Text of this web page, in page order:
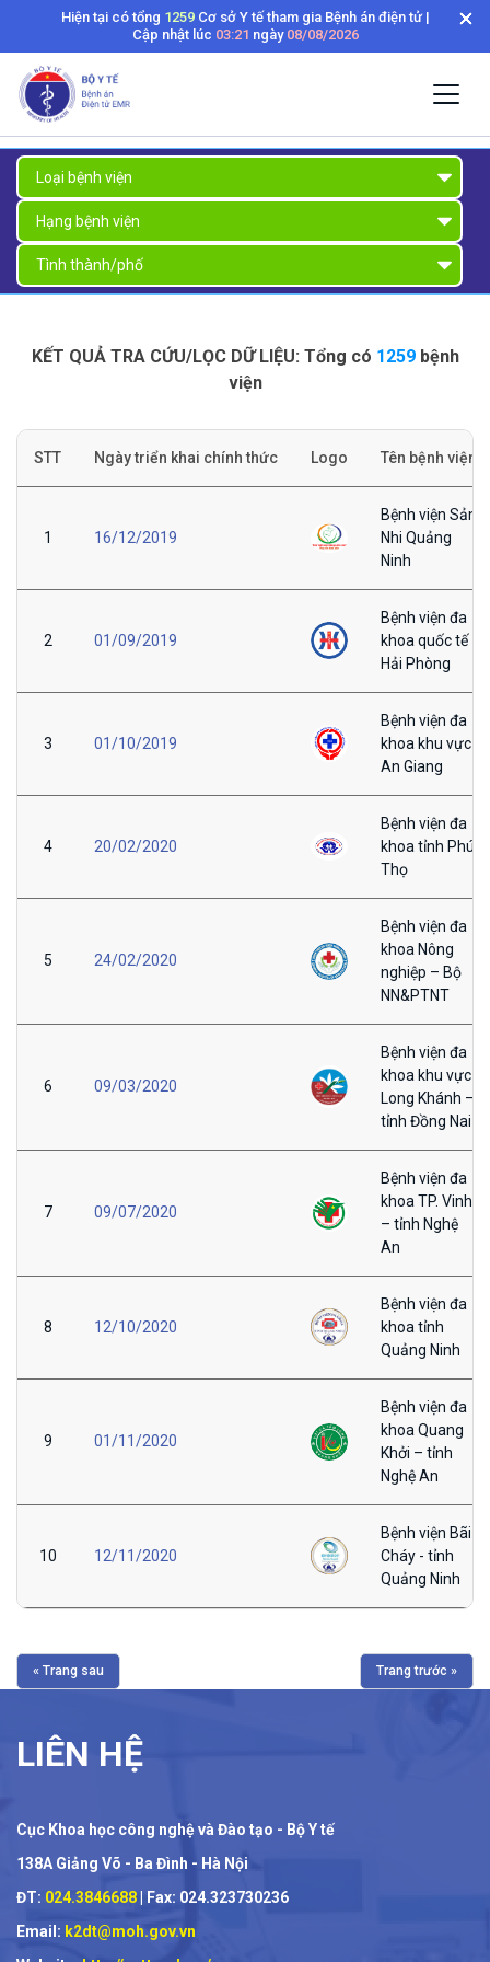
Hiện tại có tổng 1259Cơ sở Y tế tham gia Bệnh án điện tử |
Cập nhật lúc 03:21 ngày 08/08/2026
KẾT QUẢ TRA CỨU/LỌC DỮ LIỆU: Tổng có 1259bệnh
viện
STT Ngày triển khai chính thức Logo Tên bệnh viện
1 16/12/2019
Bệnh viện Sản
Nhi Quảng
Ninh
2 01/09/2019
Bệnh viện đa
khoa quốc tế
Hải Phòng
3 01/10/2019
Bệnh viện đa
khoa khu vực
An Giang
4 20/02/2020
Bệnh viện đa
khoa tỉnh Phú
Thọ
5 24/02/2020
Bệnh viện đa
khoa Nông
nghiệp – Bộ
NN&PTNT
6 09/03/2020
Bệnh viện đa
khoa khu vực
Long Khánh –
tỉnh Đồng Nai
7 09/07/2020
Bệnh viện đa
khoa TP. Vinh
– tỉnh Nghệ
An
8 12/10/2020
Bệnh viện đa
khoa tỉnh
Quảng Ninh
9 01/11/2020
Bệnh viện đa
khoa Quang
Khởi – tỉnh
Nghệ An
10 12/11/2020
Bệnh viện Bãi
Cháy - tỉnh
Quảng Ninh
« Trang sau Trang trước »
LIÊN HỆ
Cục Khoa học công nghệ và Đào tạo - Bộ Y tế
138A Giảng Võ - Ba Đình - Hà Nội
ĐT: 024.3846688 | Fax: 024.323730236
Email: k2dt@moh.gov.vn